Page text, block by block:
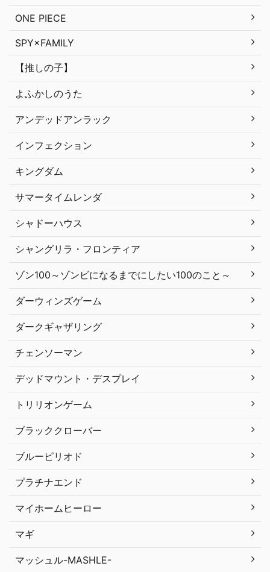
ONE PIECE
SPY×FAMILY
【推しの子】
よふかしのうた
アンデッドアンラック
インフェクション
キングダム
サマータイムレンダ
シャドーハウス
シャングリラ・フロンティア
ゾン100～ゾンビになるまでにしたい100のこと～
ダーウィンズゲーム
ダークギャザリング
チェンソーマン
デッドマウント・デスプレイ
トリリオンゲーム
ブラッククローバー
ブルーピリオド
プラチナエンド
マイホームヒーロー
マギ
マッシュル-MASHLE-